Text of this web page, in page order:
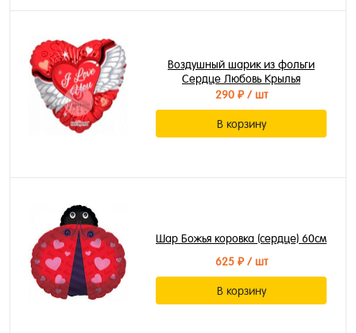
Воздушный шарик из фольги
Сердце Любовь Крылья
290 ₽/ шт
В корзину
Шар Божья коровка (сердце) 60см
625 ₽/ шт
В корзину